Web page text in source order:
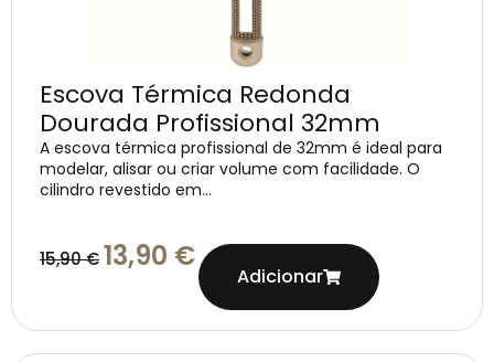
Escova Térmica Redonda
Dourada Profissional 32mm
A escova térmica profissional de 32mm é ideal para
modelar, alisar ou criar volume com facilidade. O
cilindro revestido em...
15,90€13,90 €
Adicionar